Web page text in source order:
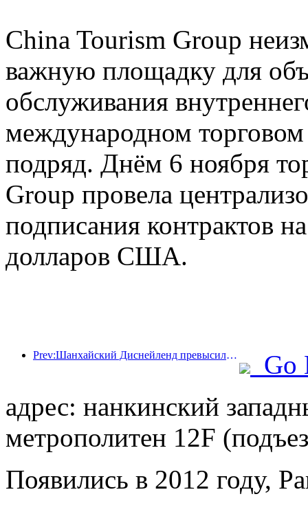
China Tourism Group
важную площадку для
обслуживания
международном
подряд. Днём 6 ноября
Group провела
подписания контрактов
долларов США.
Prev:Шанхайский Диснейленд превысил 100 миллионов посетителей и планирует расшириться за счет открытия четвертого тематического отеля.
Go
адрес: нанкинский
метрополитен 12F
Появились в 2012 году,